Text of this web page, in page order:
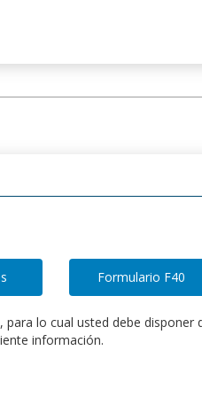
lo cual usted debe disponer
información.